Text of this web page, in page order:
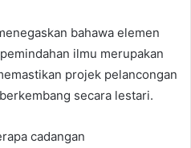
bahawa elemen
ilmu merupakan
projek pelancongan
secara lestari.
cadangan